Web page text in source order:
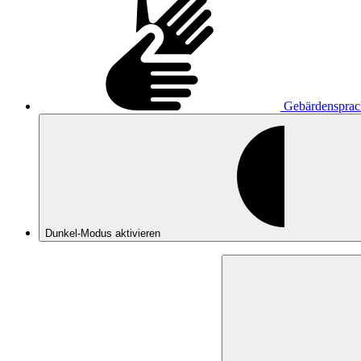
Dunkel-Modus aktivieren